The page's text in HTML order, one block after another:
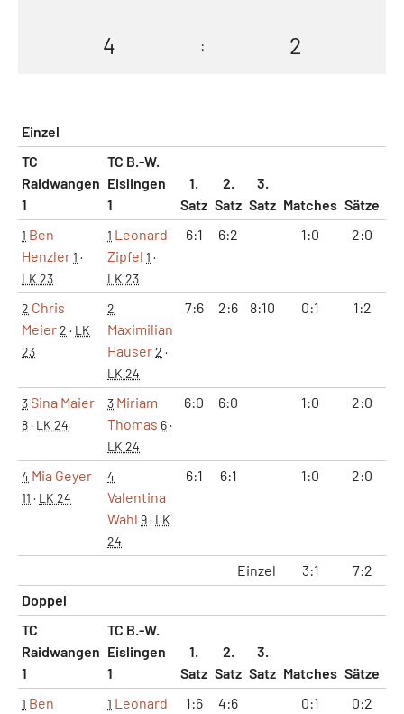
4 : 2
Einzel
TC
Raidwangen
1
TC B.-W.
Eislingen
1
1.
Satz
2.
Satz
3.
Satz Matches Sätze
1 Ben
Henzler1 ·
LK 23
1 Leonard
Zipfel 1 ·
LK 23
6:1 6:2 1:0 2:0
2 Chris
Meier2 · LK
23
2
Maximilian
Hauser2 ·
LK 24
7:6 2:6 8:10 0:1 1:2
3Sina Maier
8· LK 24
3 Miriam
Thomas 6·
LK 24
6:0 6:0 1:0 2:0
4 Mia Geyer
11 · LK 24
4
Valentina
Wahl 9· LK
24
6:1 6:1 1:0 2:0
Einzel 3:1 7:2
Doppel
TC
Raidwangen
1
TC B.-W.
Eislingen
1
1.
Satz
2.
Satz
3.
Satz Matches Sätze
1 Ben
1 Leonard
1:6 4:6 0:1 0:2